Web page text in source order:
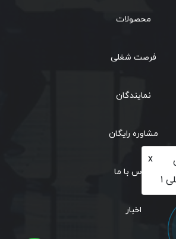
محصولات
فرصت شغلی
نمایندگان
مشاوره رایگان
تماس با ما
اخبار
x
۱